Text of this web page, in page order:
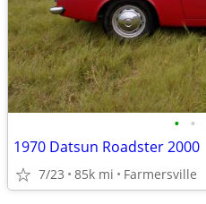
• •
1970 Datsun Roadster 2000
7/23 85k mi Farmersville